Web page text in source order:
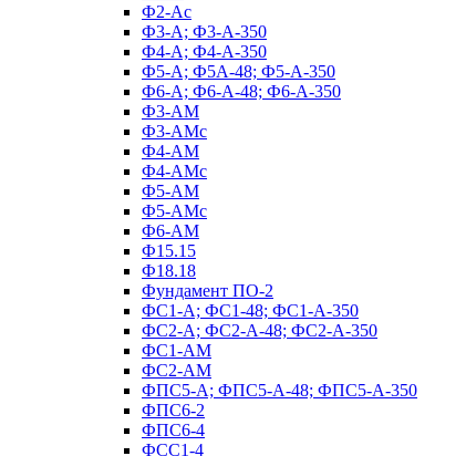
Ф2-Ас
Ф3-А; Ф3-А-350
Ф4-А; Ф4-А-350
Ф5-А; Ф5А-48; Ф5-А-350
Ф6-А; Ф6-А-48; Ф6-А-350
Ф3-АМ
Ф3-АМс
Ф4-АМ
Ф4-АМс
Ф5-АМ
Ф5-АМс
Ф6-АМ
Ф15.15
Ф18.18
Фундамент ПО‑2
ФС1-А; ФС1-48; ФС1-А-350
ФС2-А; ФС2-А-48; ФС2-А-350
ФС1-АМ
ФС2-АМ
ФПС5-А; ФПС5-А-48; ФПС5-А-350
ФПС6-2
ФПС6-4
ФСС1-4